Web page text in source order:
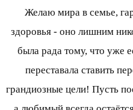
Желаю мира в семье,
здоровья - оно лишним
была рада тому, что уже
переставала ставить
грандиозные цели! Пусть